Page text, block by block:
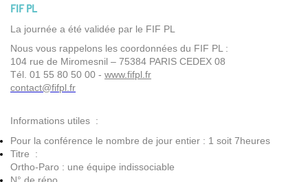
FIF PL
La journée a été validée par le FIF PL
Nous vous rappelons les coordonnées du FIF PL :
104 rue de Miromesnil – 75384 PARIS CEDEX 08
Tél. 01 55 80 50 00 - www.fifpl.fr
contact@fifpl.fr
Informations utiles :
Pour la conférence le nombre de jour entier : 1 soit 7heures
Titre :
Ortho-Paro : une équipe indissociable
N° de répo